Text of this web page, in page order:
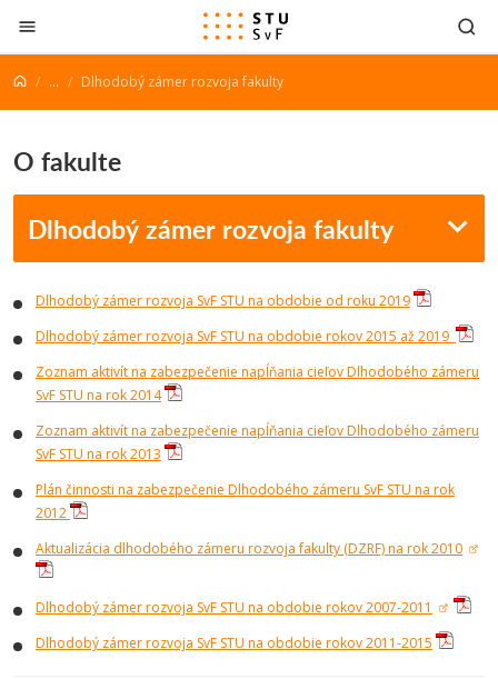
Prejsť na obsah
... Dlhodobý zámer rozvoja fakulty
O fakulte
Dlhodobý zámer rozvoja fakulty
Dlhodobý zámer rozvoja SvF STU na obdobie od roku 2019
Dlhodobý zámer rozvoja SvF STU na obdobie rokov 2015 až 2019
Zoznam aktivít na zabezpečenie napĺňania cieľov Dlhodobého zámeru
SvF STU na rok 2014
Zoznam aktivít na zabezpečenie napĺňania cieľov Dlhodobého zámeru
SvF STU na rok 2013
Plán činnosti na zabezpečenie Dlhodobého zámeru SvF STU na rok
2012
Aktualizácia dlhodobého zámeru rozvoja fakulty (DZRF) na rok 2010
Dlhodobý zámer rozvoja SvF STU na obdobie rokov 2007-2011
Dlhodobý zámer rozvoja SvF STU na obdobie rokov 2011-2015